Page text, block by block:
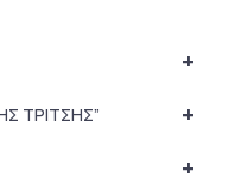
+
+
ΤΡΙΤΣΗΣ”
+